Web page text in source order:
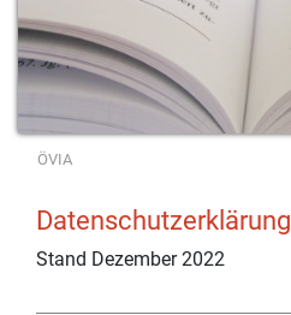
ÖVIA
Datenschutzerklärung
Stand Dezember 2022